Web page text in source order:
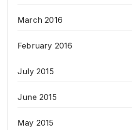
March 2016
February 2016
July 2015
June 2015
May 2015